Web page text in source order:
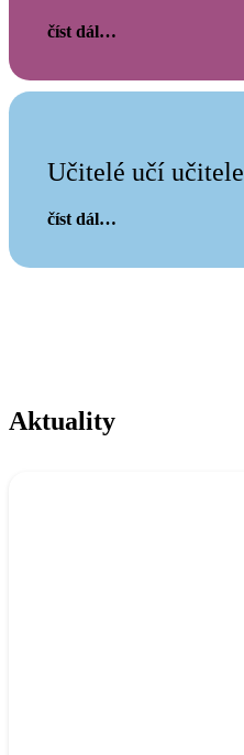
číst dál…
Učitelé učí učitele
číst dál…
Aktuality